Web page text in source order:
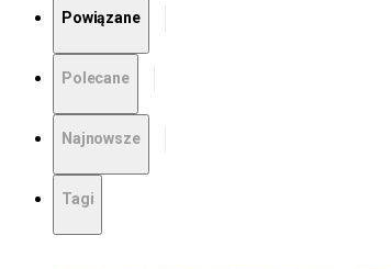
Powiązane
Polecane
Najnowsze
Tagi